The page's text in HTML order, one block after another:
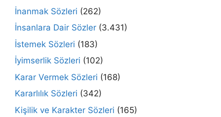
İnanmak Sözleri (262)
İnsanlara Dair Sözler (3.431)
İstemek Sözleri (183)
İyimserlik Sözleri (102)
Karar Vermek Sözleri (168)
Kararlılık Sözleri (342)
Kişilik ve Karakter Sözleri (165)